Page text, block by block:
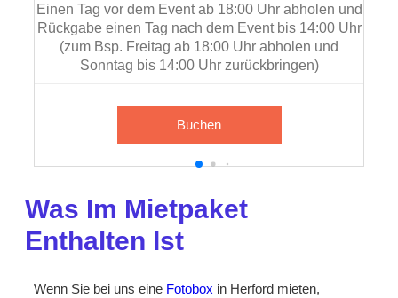
Einen Tag vor dem Event ab 18:00 Uhr abholen und
Rückgabe einen Tag nach dem Event bis 14:00 Uhr
(zum Bsp. Freitag ab 18:00 Uhr abholen und
Sonntag bis 14:00 Uhr zurückbringen)
Buchen
Was Im Mietpaket
Enthalten Ist
Wenn Sie bei uns eine Fotobox in Herford mieten,